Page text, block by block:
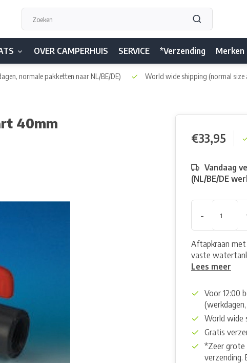
OVER CAMPERHUIS SERVICE *Verzending Merken
normale pakketten naar NL/BE/DE) World wide shipping (normal size
40mm
€33,95
Vandaag
(NL/BE/DE
-
Aftapkraan met
vaste
Lees meer
Voor 12:00
World wide
Gratis
*Zeer grote
verzending.